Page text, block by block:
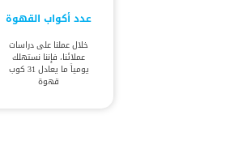
عدد أكواب القهوة
خلال عملنا على دراسات
عملائنا، فإننا نستهلك
يومياً ما يعادل 31 كوب
قهوة